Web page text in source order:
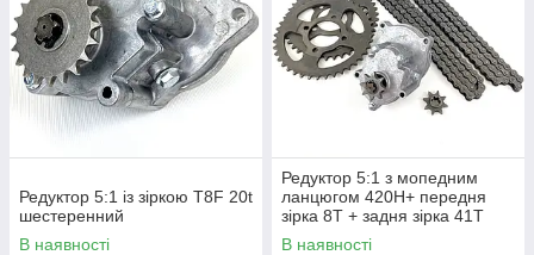
Редуктор 5:1 із зіркою T8F 20t
шестеренний
В наявності
Редуктор 5:1 з мопедним
ланцюгом 420H+ передня
зірка 8T + задня зірка 41T
В наявності